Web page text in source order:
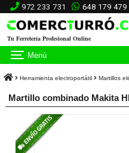
972 233 731 648 179 479
Tu Ferretería Profesional Online
Menú
Herramienta electroportátil Martillos
Martillo combinado Makita